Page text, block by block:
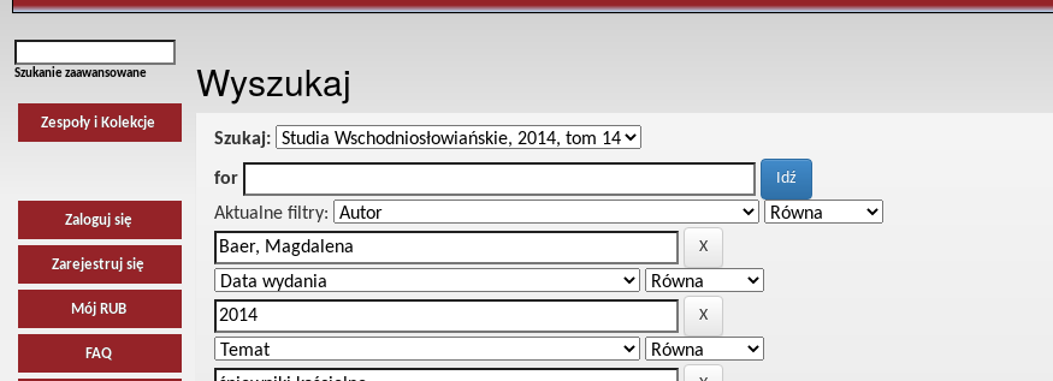
Szukanie zaawansowane
Zespoły i Kolekcje
Zaloguj się
Zarejestruj się
Mój RUB
FAQ
Wyszukaj
Szukaj:
for
Aktualne filtry: